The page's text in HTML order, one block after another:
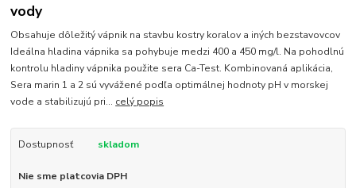
vody
Obsahuje dôležitý vápnik na stavbu kostry koralov a iných bezstavovcov
Ideálna hladina vápnika sa pohybuje medzi 400 a 450 mg/l. Na pohodlnú
kontrolu hladiny vápnika použite sera Ca-Test. Kombinovaná aplikácia,
Sera marin 1 a 2 sú vyvážené podľa optimálnej hodnoty pH v morskej
vode a stabilizujú pri... celý popis
Dostupnosť skladom
Nie sme platcovia DPH